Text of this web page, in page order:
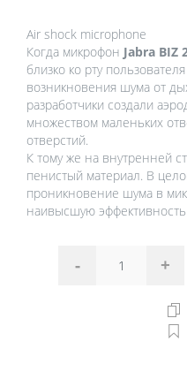
Air shock microphone
Когда микрофон Jabra BIZ
близко ко рту
возникновения шума от
разработчики создали
множеством маленьких
отверстий.
К тому же на внутренней
пенистый материал. В
проникновение шума в
наивысшую эффективность
- +